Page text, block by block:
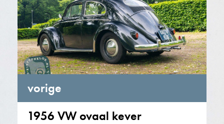
vorige
1956 VW ovaal kever